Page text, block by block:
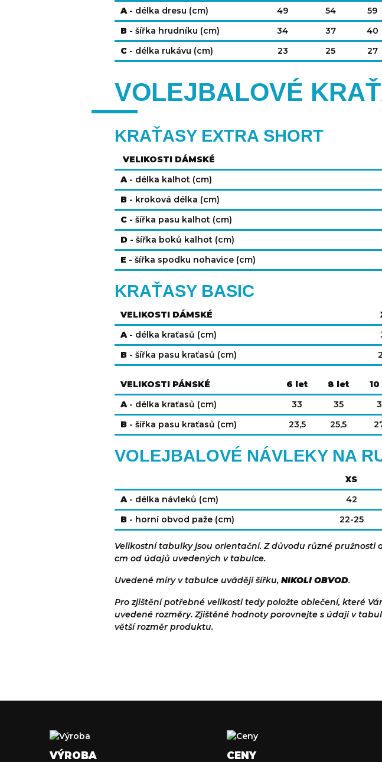
A- délka dresu (cm) 49 54 59
B - šířka hrudníku (cm) 34 37 40
C - délka rukávu (cm) 23 25 27
VOLEJBALOVÉ
KRAŤASY EXTRA SHORT
VELIKOSTI DÁMSKÉ
A- délka kalhot (cm)
B - kroková délka (cm)
C - šířka pasu kalhot (cm)
D - šířka boků kalhot (cm)
E - šířka spodku nohavice (cm)
KRAŤASY BASIC
VELIKOSTI DÁMSKÉ
A- délka kraťasů (cm)
B - šířka pasu kraťasů (cm)
VELIKOSTI PÁNSKÉ 6 let 8 let
A- délka kraťasů (cm) 33 35
B - šířka pasu kraťasů (cm) 23,5 25,5
VOLEJBALOVÉ NÁVLEKY NA
XS
A- délka návleků (cm) 42
B - horní obvod paže (cm) 22-25
Velikostní tabulky jsou orientační. Z důvodu různé
cm od údajů uvedených v tabulce.
Uvedené míry v tabulce uvádějí šířku, NIKOLI OBVOD.
Pro zjištění potřebné velikosti tedy položte oblečení, které
uvedené rozměry. Zjištěné hodnoty porovnejte s údaji v
větší rozměr produktu.
VÝROBA CENY